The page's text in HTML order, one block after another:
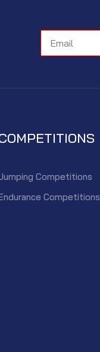
Competitions
Competitions